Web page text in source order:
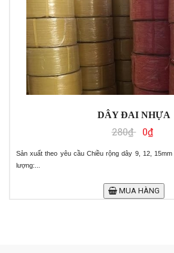
DÂY ĐAI NHỰA
280₫ 0₫
Sản xuất theo yêu cầu Chiều rộng dây 9, 12,
lượng:...
MUA HÀNG